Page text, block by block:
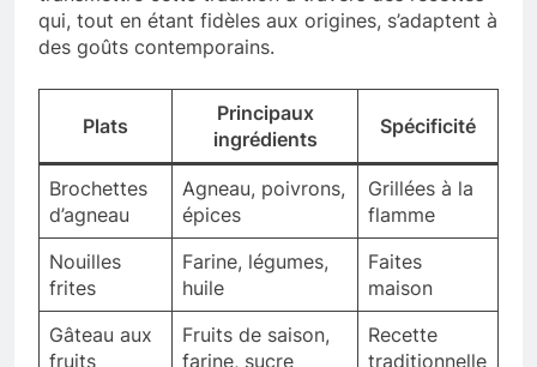
qui, tout en étant fidèles aux origines, s’adaptent à
des goûts contemporains.
Plats
Principaux
ingrédients
Spécificité
Brochettes
d’agneau
Agneau, poivrons,
épices
Grillées à la
flamme
Nouilles
frites
Farine, légumes,
huile
Faites
maison
Gâteau aux
fruits
Fruits de saison,
farine, sucre
Recette
traditionnelle